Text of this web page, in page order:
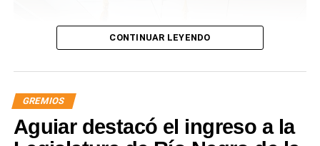
CONTINUAR LEYENDO
GREMIOS
Aguiar destacó el ingreso a la